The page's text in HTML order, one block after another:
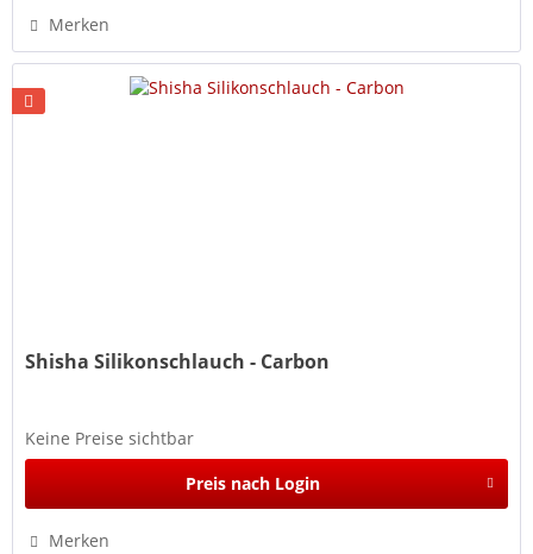
Merken
Shisha Silikonschlauch - Carbon
Keine Preise sichtbar
Preis nach Login
Merken